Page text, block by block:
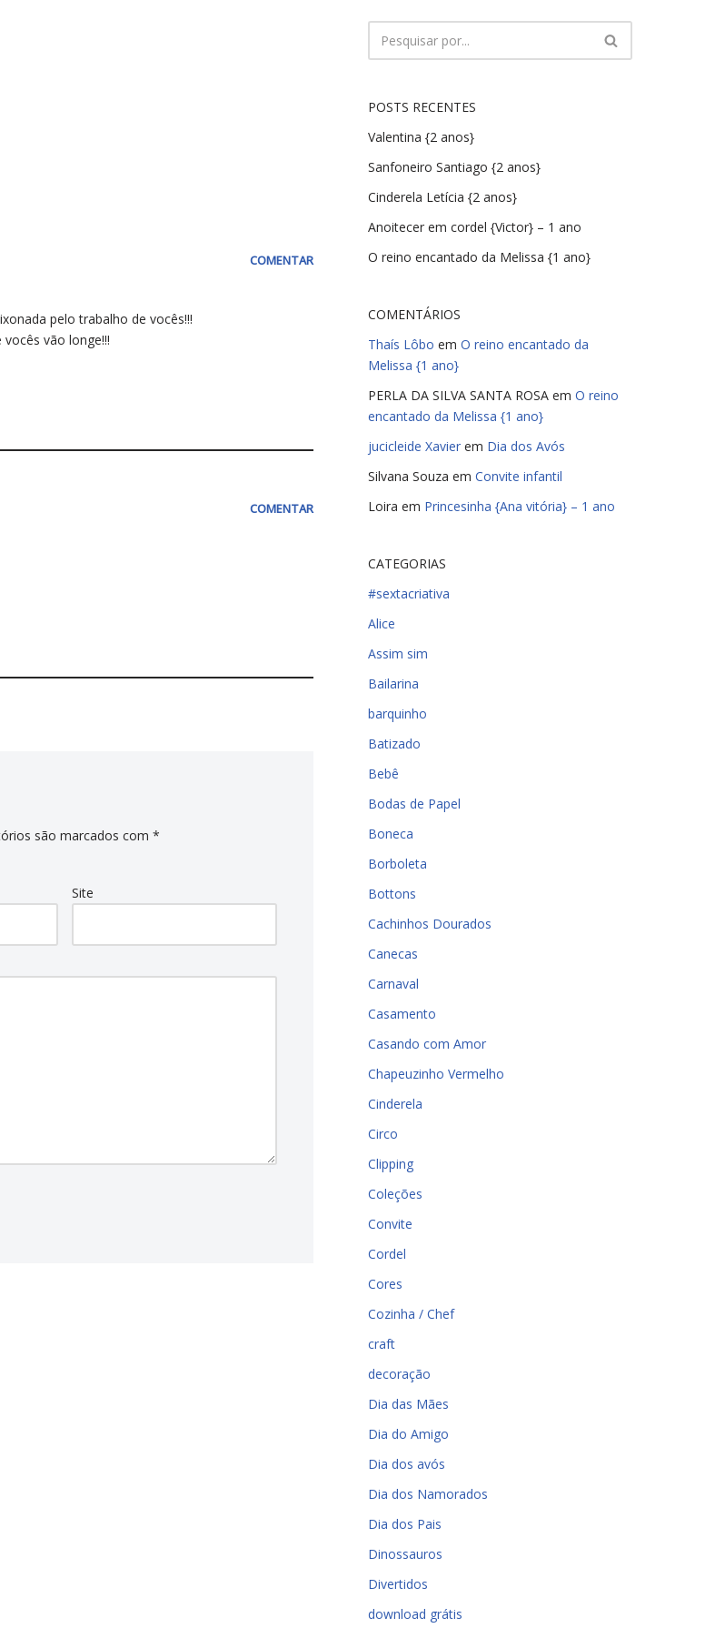
COMENTAR
pelo trabalho de vocês!!!
vão longe!!!
COMENTAR
são marcados com *
Site
POSTS RECENTES
Valentina {2 anos}
Sanfoneiro Santiago {2 anos}
Cinderela Letícia {2 anos}
Anoitecer em cordel {Victor} – 1 ano
O reino encantado da Melissa {1 ano}
COMENTÁRIOS
Thaís Lôbo em O reino encantado da
Melissa {1 ano}
PERLA DA SILVA SANTA ROSA em O reino
encantado da Melissa {1 ano}
jucicleide Xavier em Dia dos Avós
Silvana Souza em Convite infantil
Loira em Princesinha {Ana vitória} – 1 ano
CATEGORIAS
#sextacriativa
Alice
Assim sim
Bailarina
barquinho
Batizado
Bebê
Bodas de Papel
Boneca
Borboleta
Bottons
Cachinhos Dourados
Canecas
Carnaval
Casamento
Casando com Amor
Chapeuzinho Vermelho
Cinderela
Circo
Clipping
Coleções
Convite
Cordel
Cores
Cozinha / Chef
craft
decoração
Dia das Mães
Dia do Amigo
Dia dos avós
Dia dos Namorados
Dia dos Pais
Dinossauros
Divertidos
download grátis